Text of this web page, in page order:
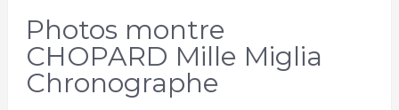
Photos montre
CHOPARD Mille Miglia
Chronographe